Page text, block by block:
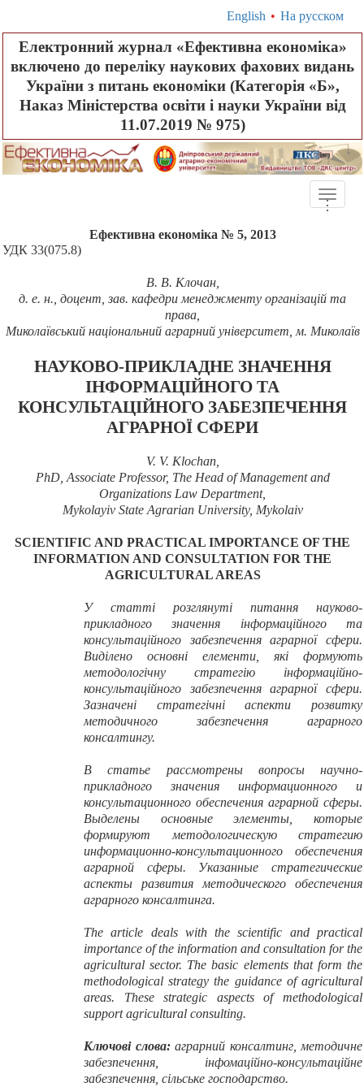
English • На русском
Електронний журнал «Ефективна економіка»
включено до переліку наукових фахових видань
України з питань економіки (Категорія «Б»,
Наказ Міністерства освіти і науки України від
11.07.2019 № 975)
Toggle
...
Ефективна економіка № 5, 2013
УДК 33(075.8)
В. В. Клочан,
д. е. н., доцент, зав. кафедри менеджменту організацій та
права,
Миколаївський національний аграрний університет, м. Миколаїв
НАУКОВО-ПРИКЛАДНЕ ЗНАЧЕННЯ
ІНФОРМАЦІЙНОГО ТА
КОНСУЛЬТАЦІЙНОГО ЗАБЕЗПЕЧЕННЯ
АГРАРНОЇ СФЕРИ
V. V. Klochan,
PhD, Associate Professor, The Head of Management and
Organizations Law Department,
Mykolayiv State Agrarian University, Mykolaiv
SCIENTIFIC AND PRACTICAL IMPORTANCE OF THE
INFORMATION AND CONSULTATION FOR THE
AGRICULTURAL AREAS
У статті розглянуті питання науково-
прикладного значення інформаційного та
консультаційного забезпечення аграрної сфери.
Виділено основні елементи, які формують
методологічну стратегію інформаційно-
консультаційного забезпечення аграрної сфери.
Зазначені стратегічні аспекти розвитку
методичного забезпечення аграрного
консалтингу.
В статье рассмотрены вопросы научно-
прикладного значения информационного и
консультационного обеспечения аграрной сферы.
Выделены основные элементы, которые
формируют методологическую стратегию
информационно-консультационного обеспечения
аграрной сферы. Указанные стратегические
аспекты развития методического обеспечения
аграрного консалтинга.
The article deals with the scientific and practical
importance of the information and consultation for the
agricultural sector. The basic elements that form the
methodological strategy the guidance of agricultural
areas. These strategic aspects of methodological
support agricultural consulting.
Ключові слова:аграрний консалтинг, методичне
забезпечення, інфомаційно-консультаційне
забезпечення, сільське господарство.